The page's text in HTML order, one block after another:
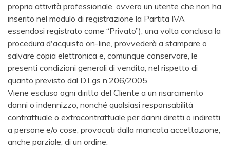
propria attività professionale, ovvero un utente che non ha
inserito nel modulo di registrazione la Partita IVA
essendosi registrato come “Privato”), una volta conclusa la
procedura d'acquisto on-line, provvederà a stampare o
salvare copia elettronica e, comunque conservare, le
presenti condizioni generali di vendita, nel rispetto di
quanto previsto dal D.Lgs n.206/2005.
Viene escluso ogni diritto del Cliente a un risarcimento
danni o indennizzo, nonché qualsiasi responsabilità
contrattuale o extracontrattuale per danni diretti o indiretti
a persone e/o cose, provocati dalla mancata accettazione,
anche parziale, di un ordine.